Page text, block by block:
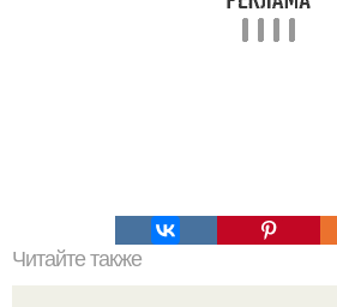
Читайте также